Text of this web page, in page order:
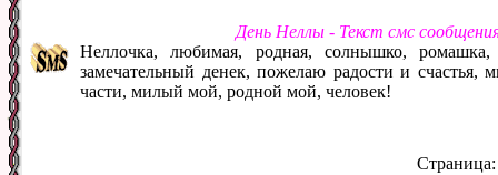
День Неллы - Текст смс
Неллочка, любимая, родная, солнышко,
замечательный денек, пожелаю радости и счастья,
части, милый мой, родной мой, человек!